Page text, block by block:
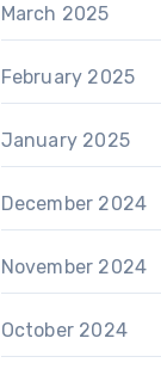
March 2025
February 2025
January 2025
December 2024
November 2024
October 2024